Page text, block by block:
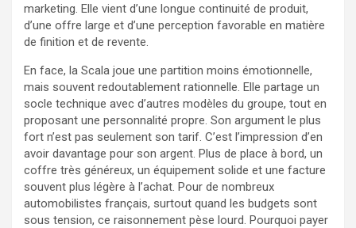
marketing. Elle vient d’une longue continuité de produit,
d’une offre large et d’une perception favorable en matière
de finition et de revente.
En face, la Scala joue une partition moins émotionnelle,
mais souvent redoutablement rationnelle. Elle partage un
socle technique avec d’autres modèles du groupe, tout en
proposant une personnalité propre. Son argument le plus
fort n’est pas seulement son tarif. C’est l’impression d’en
avoir davantage pour son argent. Plus de place à bord, un
coffre très généreux, un équipement solide et une facture
souvent plus légère à l’achat. Pour de nombreux
automobilistes français, surtout quand les budgets sont
sous tension, ce raisonnement pèse lourd. Pourquoi payer